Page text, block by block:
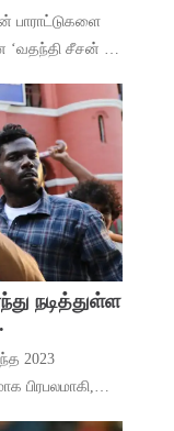
பாராட்டுகளை
‘வதந்தி சீசன் 2:
நடித்துள்ள
2023
பிரபலமாகி,